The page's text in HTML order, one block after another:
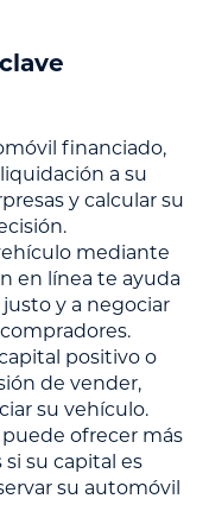
financiado,
a su
y calcular su
mediante
en línea te ayuda
y a negociar
positivo o
de vender,
su vehículo.
ofrecer más
su capital es
su automóvil